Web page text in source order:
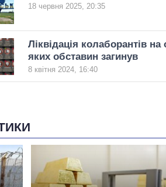
18 червня 2025, 20:35
Ліквідація колаборантів
яких обставин загинув
8 квітня 2024, 16:40